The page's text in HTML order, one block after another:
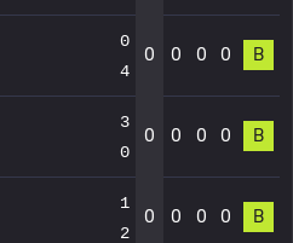
0
4
0 0 0 0 В
3
0
0 0 0 0 В
1
2
0 0 0 0 В